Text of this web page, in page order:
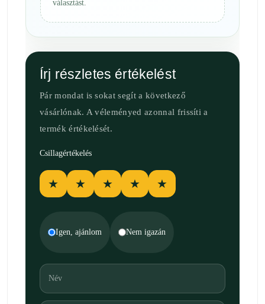
választást.
Írj részletes értékelést
Pár mondat is sokat segít a következő
vásárlónak. A véleményed azonnal frissíti a
termék értékelését.
Csillagértékelés
★ ★ ★ ★ ★
Igen, ajánlom Nem igazán